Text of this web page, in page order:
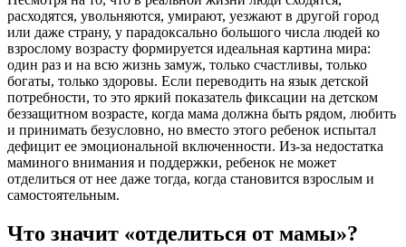
расходятся, увольняются, умирают, уезжают в другой город
или даже страну, у парадоксально большого числа людей ко
взрослому возрасту формируется идеальная картина мира:
один раз и на всю жизнь замуж, только счастливы, только
богаты, только здоровы. Если переводить на язык детской
потребности, то это яркий показатель фиксации на детском
беззащитном возрасте, когда мама должна быть рядом, любить
и принимать безусловно, но вместо этого ребенок испытал
дефицит ее эмоциональной включенности. Из-за недостатка
маминого внимания и поддержки, ребенок не может
отделиться от нее даже тогда, когда становится взрослым и
самостоятельным.
Что значит «отделиться от мамы»?